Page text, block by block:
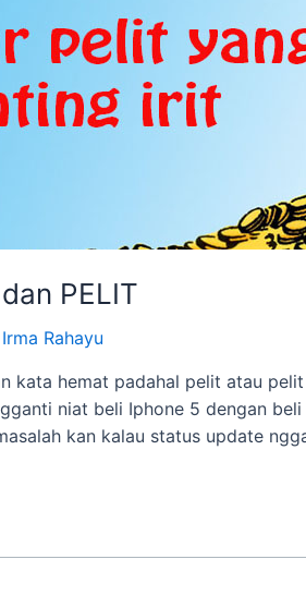
PELIT
Irma Rahayu
kata hemat padahal pelit atau
niat beli Iphone 5 dengan
kan kalau status update